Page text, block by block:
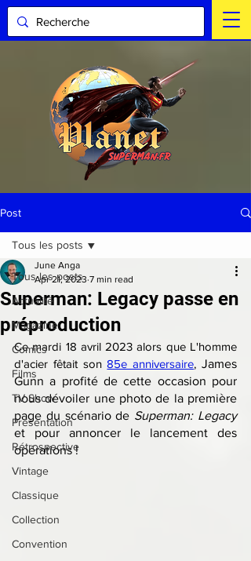
Post
Tous les posts
Actualité
Magazine
Comics
Films
TV Show
Présentation
Rétrospective
Vintage
Classique
Collection
Convention
Tous les posts
Superman: Legacy passe en
préproduction
June Anga
Apr 21, 2023 7 min read
Ce mardi 18 avril 2023 alors que L'homme
d'acier fêtait son 85e anniversaire, James
Gunn a profité de cette occasion pour
nous dévoiler une photo de la première
page du scénario de Superman: Legacy
et pour annoncer le lancement des
opérations !